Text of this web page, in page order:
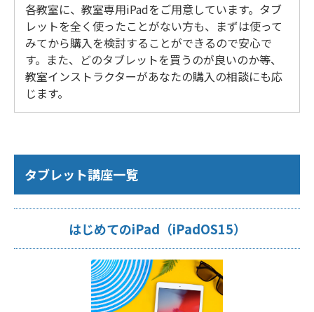
各教室に、教室専用iPadをご用意しています。タブ
レットを全く使ったことがない方も、まずは使って
みてから購入を検討することができるので安心で
す。また、どのタブレットを買うのが良いのか等、
教室インストラクターがあなたの購入の相談にも応
じます。
タブレット講座一覧
はじめてのiPad（iPadOS15）